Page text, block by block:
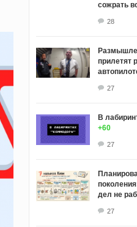
сожрать
28
прилетят
27
В
+60
27
дел не
27